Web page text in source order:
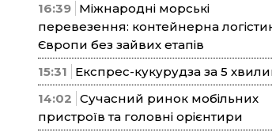
16:39 Міжнародні морські
перевезення: контейнерна
Європи без зайвих етапів
15:31
Експрес-кукурудза за 5
14:02 Сучасний ринок мобільних
пристроїв та головні орієнтири